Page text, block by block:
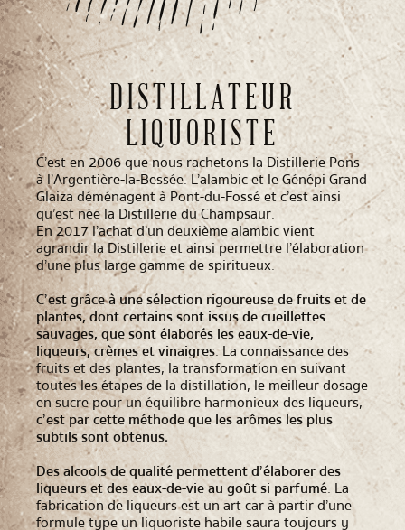
DISTILLATEUR
LIQUORISTE
C’est en 2006 que nous rachetons la Distillerie Pons
à l’Argentière-la-Bessée. L’alambic et le Génépi Grand
Glaiza déménagent à Pont-du-Fossé et c’est ainsi
qu’est née la Distillerie du Champsaur.
En 2017 l’achat d’un deuxième alambic vient
agrandir la Distillerie et ainsi permettre l’élaboration
d’une plus large gamme de spiritueux.
C’est grâce à une sélection rigoureuse de fruits et de
plantes, dont certains sont issus de cueillettes
sauvages, que sont élaborés les eaux-de-vie,
liqueurs, crèmes et vinaigres. La connaissance des
fruits et des plantes, la transformation en suivant
toutes les étapes de la distillation, le meilleur dosage
en sucre pour un équilibre harmonieux des liqueurs,
c’est par cette méthode que les arômes les plus
subtils sont obtenus.
Des alcools de qualité permettent d’élaborer des
liqueurs et des eaux-de-vie au goût si parfumé. La
fabrication de liqueurs est un art car à partir d’une
formule type un liquoriste habile saura toujours y